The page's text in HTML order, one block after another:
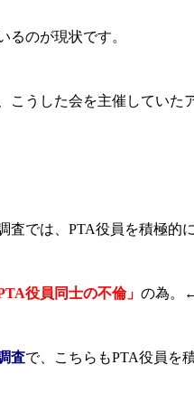
るのが現状です。
こうした会を主催していた
査では、PTA役員を積極的
PTA役員同士の不倫」 の為。
査で、こちらもPTA役員を